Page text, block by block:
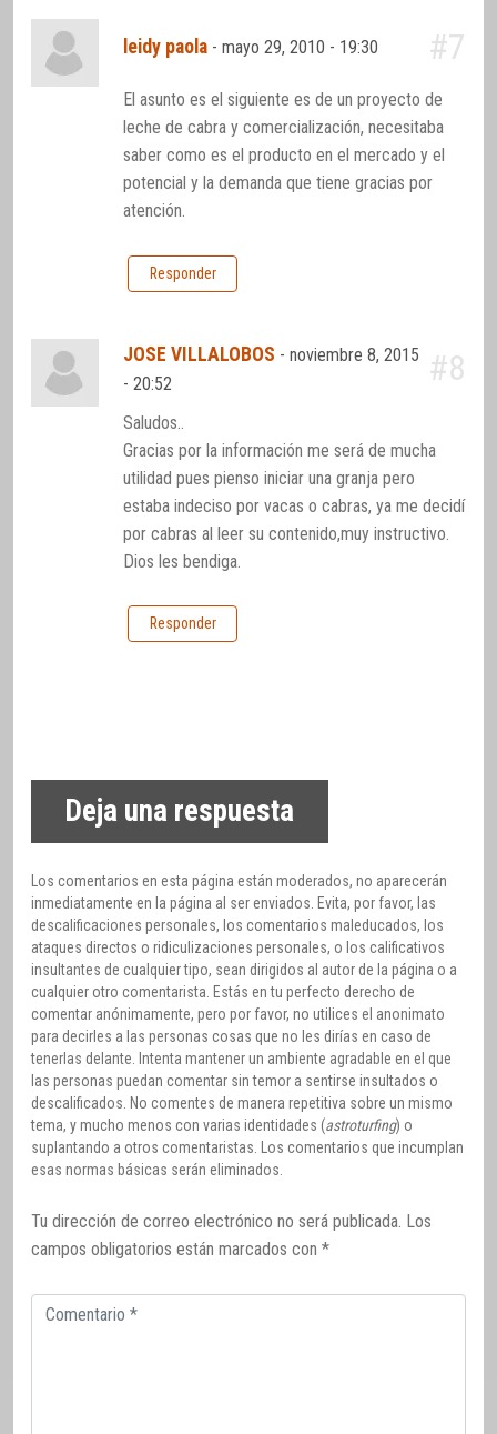
leidy paola -mayo 29, 2010 - 19:30 #7
El asunto es el siguiente es de un proyecto de
leche de cabra y comercialización, necesitaba
saber como es el producto en el mercado y el
potencial y la demanda que tiene gracias por
atención.
Responder
JOSE VILLALOBOS -noviembre 8, 2015
- 20:52
#8
Saludos..
Gracias por la información me será de mucha
utilidad pues pienso iniciar una granja pero
estaba indeciso por vacas o cabras, ya me decidí
por cabras al leer su contenido,muy instructivo.
Dios les bendiga.
Responder
Deja una respuesta
Los comentarios en esta página están moderados, no aparecerán
inmediatamente en la página al ser enviados. Evita, por favor, las
descalificaciones personales, los comentarios maleducados, los
ataques directos o ridiculizaciones personales, o los calificativos
insultantes de cualquier tipo, sean dirigidos al autor de la página o a
cualquier otro comentarista. Estás en tu perfecto derecho de
comentar anónimamente, pero por favor, no utilices el anonimato
para decirles a las personas cosas que no les dirías en caso de
tenerlas delante. Intenta mantener un ambiente agradable en el que
las personas puedan comentar sin temor a sentirse insultados o
descalificados. No comentes de manera repetitiva sobre un mismo
tema, y mucho menos con varias identidades (astroturfing) o
suplantando a otros comentaristas. Los comentarios que incumplan
esas normas básicas serán eliminados.
Tu dirección de correo electrónico no será publicada. Los
campos obligatorios están marcados con *
Comentario